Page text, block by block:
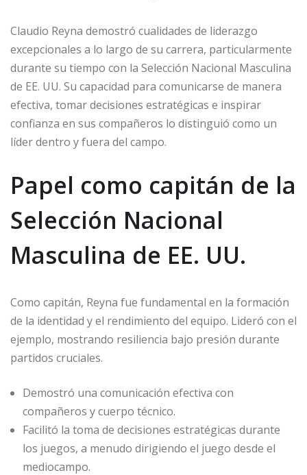
Claudio Reyna demostró cualidades de liderazgo
excepcionales a lo largo de su carrera, particularmente
durante su tiempo con la Selección Nacional Masculina
de EE. UU. Su capacidad para comunicarse de manera
efectiva, tomar decisiones estratégicas e inspirar
confianza en sus compañeros lo distinguió como un
líder dentro y fuera del campo.
Papel como capitán de la
Selección Nacional
Masculina de EE. UU.
Como capitán, Reyna fue fundamental en la formación
de la identidad y el rendimiento del equipo. Lideró con el
ejemplo, mostrando resiliencia bajo presión durante
partidos cruciales.
Demostró una comunicación efectiva con
compañeros y cuerpo técnico.
Facilitó la toma de decisiones estratégicas durante
los juegos, a menudo dirigiendo el juego desde el
mediocampo.